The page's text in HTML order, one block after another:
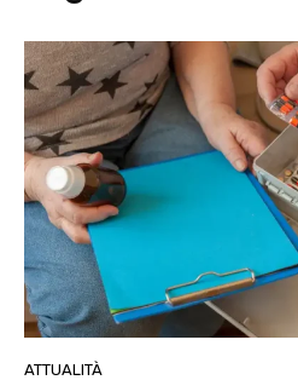
ATTUALITÀ